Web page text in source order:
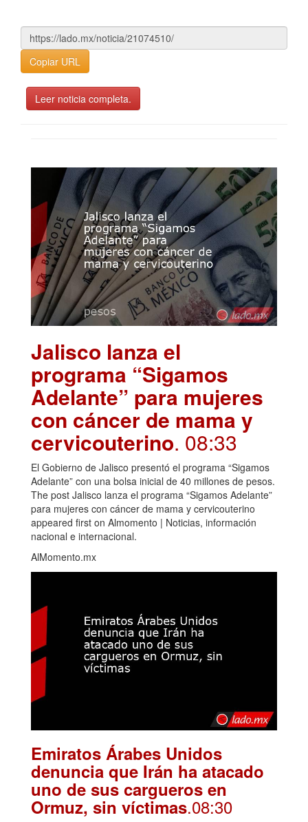
Copiar URL
Leer noticia completa.
Jalisco lanza el
programa “Sigamos
Adelante” para mujeres
con cáncer de mama y
cervicouterino. 08:33
El Gobierno de Jalisco presentó el programa “Sigamos
Adelante” con una bolsa inicial de 40 millones de pesos.
The post Jalisco lanza el programa “Sigamos Adelante”
para mujeres con cáncer de mama y cervicouterino
appeared first on Almomento | Noticias, información
nacional e internacional.
AlMomento.mx
Emiratos Árabes Unidos
denuncia que Irán ha atacado
uno de sus cargueros en
Ormuz, sin víctimas.08:30